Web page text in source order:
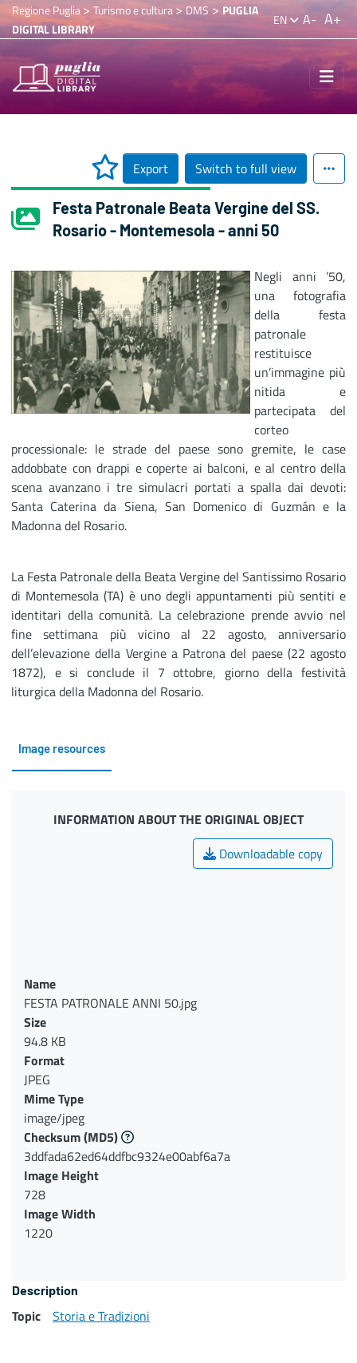
Regione Puglia> Turismo e cultura>DMS > PUGLIA
DIGITAL LIBRARY
EN A- A+
Export Switch to full view
Festa Patronale Beata Vergine del SS.
Rosario - Montemesola - anni 50
Negli anni ’50,
una fotografia
della festa
patronale
restituisce
un’immagine più
nitida e
partecipata del
corteo
processionale: le strade del paese sono gremite, le case
addobbate con drappi e coperte ai balconi, e al centro della
scena avanzano i tre simulacri portati a spalla dai devoti:
Santa Caterina da Siena, San Domenico di Guzmán e la
Madonna del Rosario.
La Festa Patronale della Beata Vergine del Santissimo Rosario
di Montemesola (TA) è uno degli appuntamenti più sentiti e
identitari della comunità. La celebrazione prende avvio nel
fine settimana più vicino al 22 agosto, anniversario
dell’elevazione della Vergine a Patrona del paese (22 agosto
1872), e si conclude il 7 ottobre, giorno della festività
liturgica della Madonna del Rosario.
Image resources
INFORMATION ABOUT THE ORIGINAL OBJECT
Downloadable copy
Name
FESTA PATRONALE ANNI 50.jpg
Size
94.8 KB
Format
JPEG
Mime Type
image/jpeg
Checksum(MD5)
3ddfada62ed64ddfbc9324e00abf6a7a
Image Height
728
Image Width
1220
Description
Topic Storia e Tradizioni